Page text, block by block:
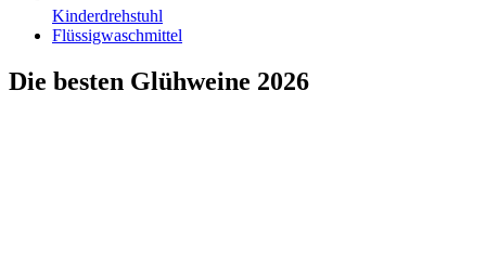
Kinderdrehstuhl
Flüssigwaschmittel
Die besten Glühweine 2026